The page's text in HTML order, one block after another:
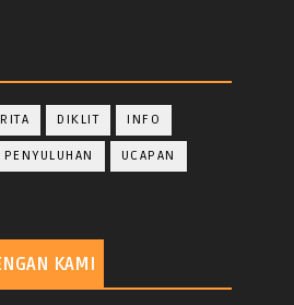
DIKLIT INFO
PENYULUHAN UCAPAN
KAMI